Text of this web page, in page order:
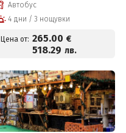
Автобус
4 дни / 3 нощувки
Цена от: 265.00 €
518.29 лв.